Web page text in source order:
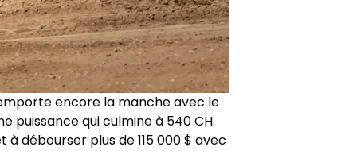
encore la manche avec le
puissance qui culmine à 540 CH.
débourser plus de 115 000 $ avec